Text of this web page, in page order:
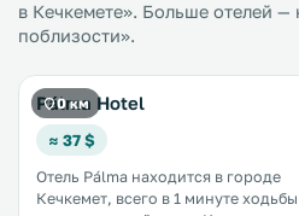
в Кечкемете». Больше отелей —
поблизости».
0 км
Pálma Hotel
≈ 37 $
Отель Pálma находится в городе
Кечкемет, всего в 1 минуте ходьбы